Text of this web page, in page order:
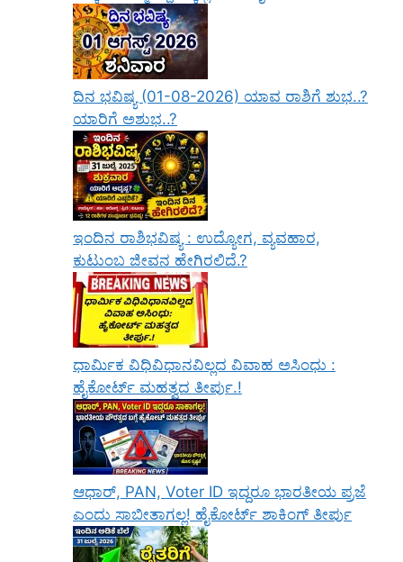
ದಿನ ಭವಿಷ್ಯ (01-08-2026) ಯಾವ ರಾಶಿಗೆ ಶುಭ..?
ಯಾರಿಗೆ ಅಶುಭ..?
ಇಂದಿನ ರಾಶಿಭವಿಷ್ಯ : ಉದ್ಯೋಗ, ವ್ಯವಹಾರ,
ಕುಟುಂಬ ಜೀವನ ಹೇಗಿರಲಿದೆ.?
ಧಾರ್ಮಿಕ ವಿಧಿವಿಧಾನವಿಲ್ಲದ ವಿವಾಹ ಅಸಿಂಧು :
ಹೈಕೋರ್ಟ್ ಮಹತ್ವದ ತೀರ್ಪು.!
ಆಧಾರ್, PAN, Voter ID ಇದ್ದರೂ ಭಾರತೀಯ ಪ್ರಜೆ
ಎಂದು ಸಾಬೀತಾಗಲ್ಲ! ಹೈಕೋರ್ಟ್ ಶಾಕಿಂಗ್ ತೀರ್ಪು